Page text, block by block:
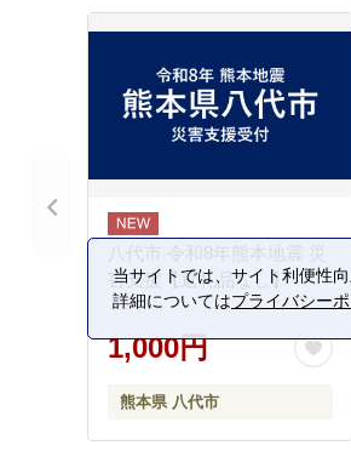
八代市 令和8年熊本地震 災
害支援【返礼品なし】
1,000円
熊本県 八代市
当サイトでは、サイト利便性
詳細についてはプライバシー